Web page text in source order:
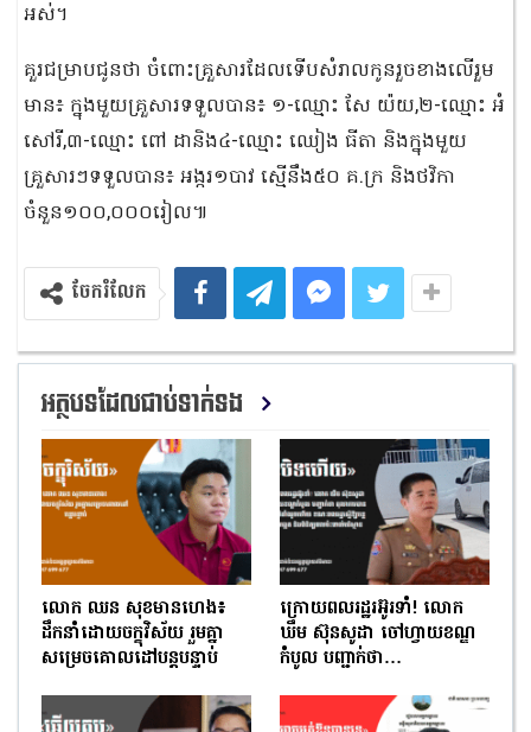
អស់។
គួរជម្រាបជូនថា ចំពោះគ្រួសារដែលទើបសំរាលកូនរួចខាងលើរួម
មាន៖ ក្នុងមួយគ្រួសារទទួលបាន៖ ១-ឈ្មោះ សែ យ៉យ,២-ឈ្មោះ អំ
សៅរី,៣-ឈ្មោះ ពៅ ដានិង៤-ឈ្មោះ ឈៀង ធីតា និងក្នុងមួយ
គ្រួសារៗទទួលបាន៖ អង្ករ១បាវ ស្មើនឹង៥០ គ.ក្រ និងថវិកា
ចំនួន១០០,០០០រៀល៕
ចែករំលែក
អត្ថបទដែលជាប់ទាក់ទង
លោក ឈន សុខមានហេង៖
ដឹកនាំដោយចក្ខុវិស័យ រួមគ្នា
សម្រេចគោលដៅបន្តបន្ទាប់
ក្រោយពលរដ្ឋរអ៊ូរទាំ! លោក
ឃឹម ស៊ុនសូដា ចៅហ្វាយខណ្ឌ
កំបូល បញ្ជាក់ថា…